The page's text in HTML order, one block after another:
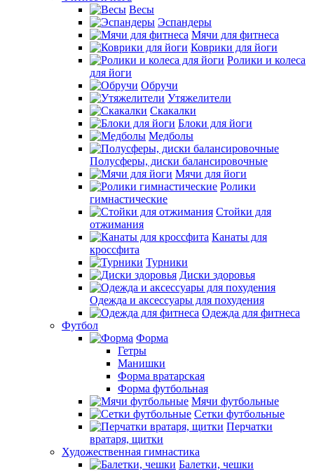
Весы
Эспандеры
Мячи для фитнеса
Коврики для йоги
Ролики и колеса
для йоги
Обручи
Утяжелители
Скакалки
Блоки для йоги
Медболы
Полусферы, диски балансировочные
Мячи для йоги
Ролики
гимнастические
Стойки для
отжимания
Канаты для
кроссфита
Турники
Диски здоровья
Одежда и аксессуары для похудения
Одежда для фитнеса
Футбол
Форма
Гетры
Манишки
Форма вратарская
Форма футбольная
Мячи футбольные
Сетки футбольные
Перчатки
вратаря, щитки
Художественная гимнастика
Балетки, чешки